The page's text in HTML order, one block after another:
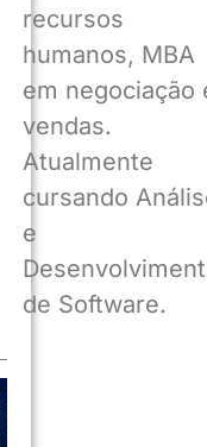
recursos
humanos, MBA
em negociação
vendas.
Atualmente
cursando
e
de Software.